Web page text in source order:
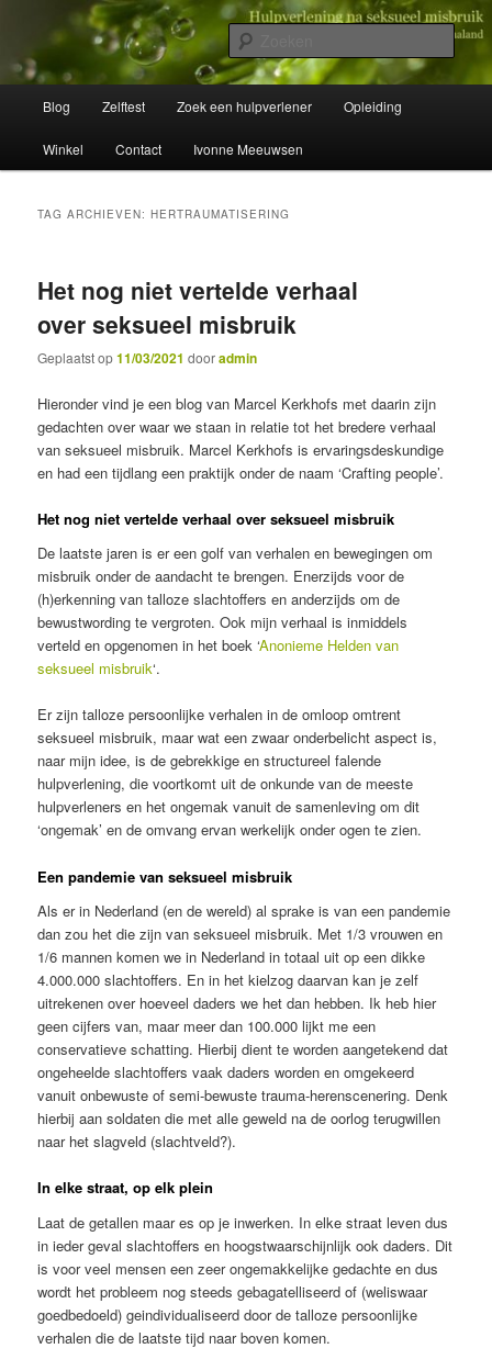
primaire
secundaireHulpverlening na seksueel misbruik
Wegwijzer in Traumaland
Blog Zelftest Zoek een hulpverlener Opleiding
Winkel Contact Ivonne Meeuwsen
TAG ARCHIEVEN:HERTRAUMATISERING
Het nog niet vertelde verhaal
over seksueel misbruik
Geplaatst op11/03/2021 dooradmin
Hieronder vind je een blog van Marcel Kerkhofs met daarin zijn
gedachten over waar we staan in relatie tot het bredere verhaal
van seksueel misbruik. Marcel Kerkhofs is ervaringsdeskundige
en had een tijdlang een praktijk onder de naam ‘Crafting people’.
Het nog niet vertelde verhaal over seksueel misbruik
De laatste jaren is er een golf van verhalen en bewegingen om
misbruik onder de aandacht te brengen. Enerzijds voor de
(h)erkenning van talloze slachtoffers en anderzijds om de
bewustwording te vergroten. Ook mijn verhaal is inmiddels
verteld en opgenomen in het boek ‘Anonieme Helden van
seksueel misbruik‘.
Er zijn talloze persoonlijke verhalen in de omloop omtrent
seksueel misbruik, maar wat een zwaar onderbelicht aspect is,
naar mijn idee, is de gebrekkige en structureel falende
hulpverlening, die voortkomt uit de onkunde van de meeste
hulpverleners en het ongemak vanuit de samenleving om dit
‘ongemak’ en de omvang ervan werkelijk onder ogen te zien.
Een pandemie van seksueel misbruik
Als er in Nederland (en de wereld) al sprake is van een pandemie
dan zou het die zijn van seksueel misbruik. Met 1/3 vrouwen en
1/6 mannen komen we in Nederland in totaal uit op een dikke
4.000.000 slachtoffers. En in het kielzog daarvan kan je zelf
uitrekenen over hoeveel daders we het dan hebben. Ik heb hier
geen cijfers van, maar meer dan 100.000 lijkt me een
conservatieve schatting. Hierbij dient te worden aangetekend dat
ongeheelde slachtoffers vaak daders worden en omgekeerd
vanuit onbewuste of semi-bewuste trauma-herenscenering. Denk
hierbij aan soldaten die met alle geweld na de oorlog terugwillen
naar het slagveld (slachtveld?).
In elke straat, op elk plein
Laat de getallen maar es op je inwerken. In elke straat leven dus
in ieder geval slachtoffers en hoogstwaarschijnlijk ook daders. Dit
is voor veel mensen een zeer ongemakkelijke gedachte en dus
wordt het probleem nog steeds gebagatelliseerd of (weliswaar
goedbedoeld) geindividualiseerd door de talloze persoonlijke
verhalen die de laatste tijd naar boven komen.